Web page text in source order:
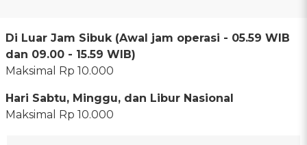
Di Luar Jam Sibuk (Awal jam operasi - 05.59 WIB
dan 09.00 - 15.59 WIB)
Maksimal Rp 10.000
Hari Sabtu, Minggu, dan Libur Nasional
Maksimal Rp 10.000